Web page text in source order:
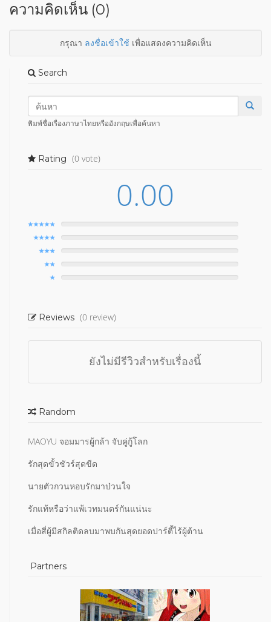
ความคิดเห็น (0)
กรุณา ลงชื่อเข้าใช้เพื่อแสดงความคิดเห็น
Search
พิมพ์ชื่อเรื่องภาษาไทยหรืออังกฤษเพื่อค้นหา
Rating (0 vote)
0.00
Reviews (0 review)
ยังไม่มีรีวิวสำหรับเรื่องนี้
Random
MAOYU จอมมารผู้กล้า จับคู่กู้โลก
รักสุดขั้วชัวร์สุดขีด
นายตัวกวนหอบรักมาป่วนใจ
รักแท้หรือว่าแพ้เวทมนตร์กันแน่นะ
เมื่อสี่ผู้มีสกิลติดลบมาพบกันสุดยอดปาร์ตี้ไร้ผู้ต้าน
Partners